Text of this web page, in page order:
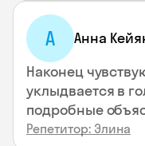
А Анна
Наконец
уклыдвается в
подробные
Репетитор: Элина